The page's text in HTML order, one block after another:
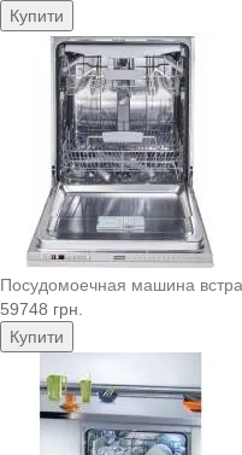
Купити
Посудомоечная машина
59748 грн.
Купити